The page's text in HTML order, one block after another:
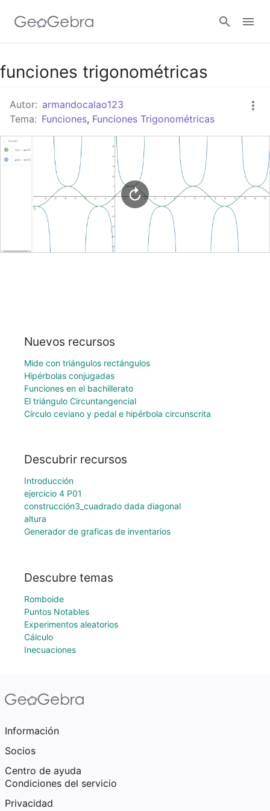
Google Classroom
GeoGebra Classroom
Abrir sesión
funciones trigonométricas
Autor: armandocalao123
Tema: Funciones, Funciones Trigonométricas
Nuevos recursos
Mide con triángulos rectángulos
Hipérbolas conjugadas
Funciones en el bachillerato
El triángulo Circuntangencial
Círculo ceviano y pedal e hipérbola circunscrita
Descubrir recursos
Introducción
ejercicio 4 P01
construcción3_cuadrado dada diagonal
altura
Generador de graficas de inventarios
Descubre temas
Romboide
Puntos Notables
Experimentos aleatorios
Cálculo
Inecuaciones
Información
Socios
Centro de ayuda
Condiciones del servicio
Privacidad